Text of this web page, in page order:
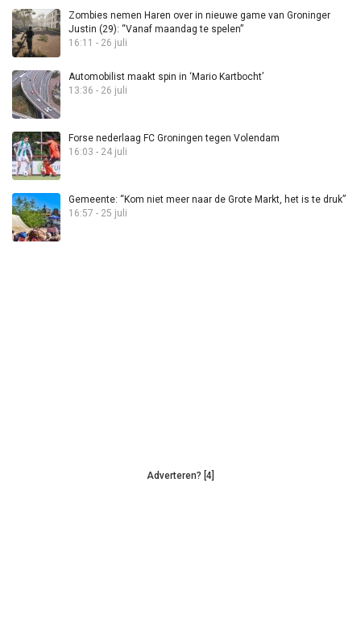
Zombies nemen Haren over in nieuwe game van Groninger
Justin (29): “Vanaf maandag te spelen”
16:11 - 26 juli
Automobilist maakt spin in ‘Mario Kartbocht’
13:36 - 26 juli
Forse nederlaag FC Groningen tegen Volendam
16:03 - 24 juli
Gemeente: “Kom niet meer naar de Grote Markt, het is te druk”
16:57 - 25 juli
Adverteren? [4]